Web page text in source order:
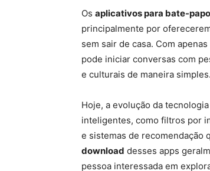
Os aplicativos para bate-
principalmente por
sem sair de casa. Com
pode iniciar conversas com
e culturais de maneira simples.
Hoje, a evolução da
inteligentes, como filtros por
e sistemas de recomendação
download desses apps
pessoa interessada em